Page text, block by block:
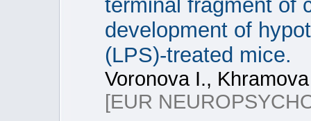
terminal fragment of
development of
(LPS)-treated mice.
Voronova I.,
[EUR